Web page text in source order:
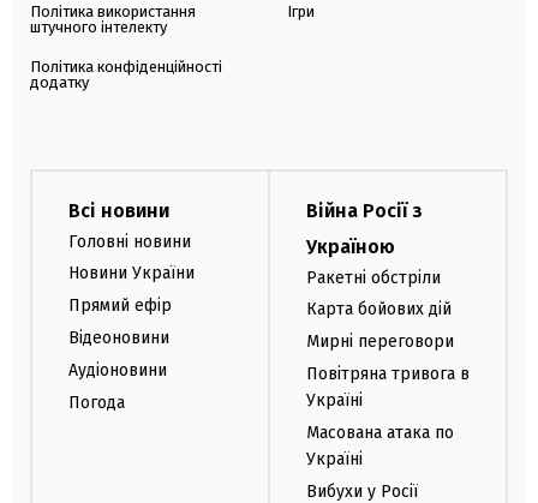
Політика використання
штучного інтелекту
Політика конфіденційності
додатку
Ігри
Всі новини
Головні новини
Новини України
Прямий ефір
Відеоновини
Аудіоновини
Погода
Війна Росії з
Україною
Ракетні обстріли
Карта бойових дій
Мирні переговори
Повітряна тривога в
Україні
Масована атака по
Україні
Вибухи у Росії